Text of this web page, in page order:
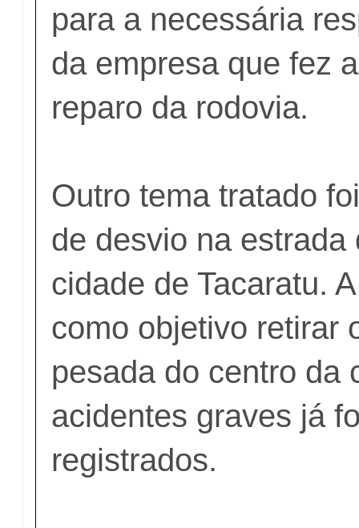
para a necessária
da empresa que fez
reparo da rodovia.
Outro tema tratado
de desvio na estrada
cidade de Tacaratu.
como objetivo retirar
pesada do centro da
acidentes graves já
registrados.